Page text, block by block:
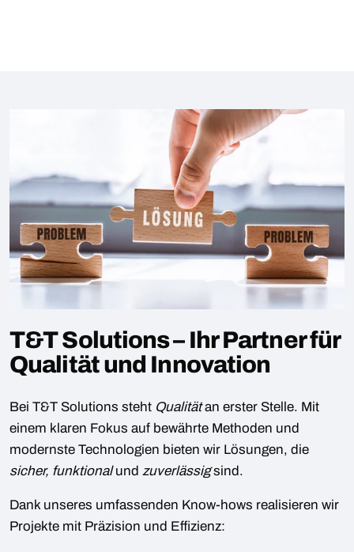
T&T Solutions – Ihr Partner für
Qualität und Innovation
Bei T&T Solutions steht Qualitätan erster Stelle. Mit
einem klaren Fokus auf bewährte Methoden und
modernste Technologien bieten wir Lösungen, die
sicher, funktionalund zuverlässigsind.
Dank unseres umfassenden Know-hows realisieren wir
Projekte mit Präzision und Effizienz: